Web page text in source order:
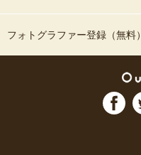
フォトグラファー登録（無料）